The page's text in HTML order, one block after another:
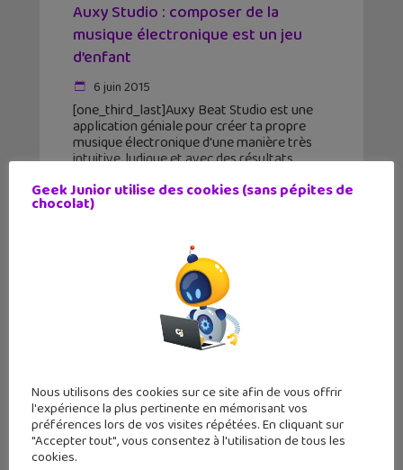
Auxy Studio : composer de la
musique électronique est un jeu
d’enfant
6 juin 2015
[one_third_last]Auxy Beat Studio est une
application géniale pour créer ta propre
musique électronique d'une manière très
intuitive, ludique et avec des résultats
aimes la musique électronique ?
Geek Junior utilise des cookies (sans pépites de
chocolat)
Nous utilisons des cookies sur ce site afin de vous offrir
l'expérience la plus pertinente en mémorisant vos
préférences lors de vos visites répétées. En cliquant sur
"Accepter tout", vous consentez à l'utilisation de tous les
cookies.